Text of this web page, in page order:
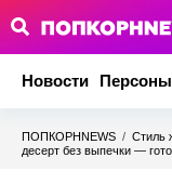
Новости Персоны
ПОПКОРНNEWS / Стиль
десерт без выпечки —